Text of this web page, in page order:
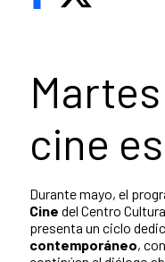
cine
Durante mayo, el
Cine del Centro
presenta un ciclo
contemporáneo,